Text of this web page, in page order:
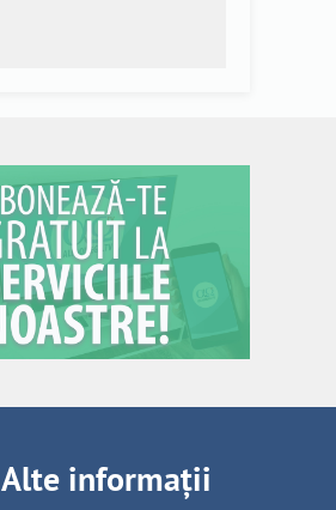
Alte informații